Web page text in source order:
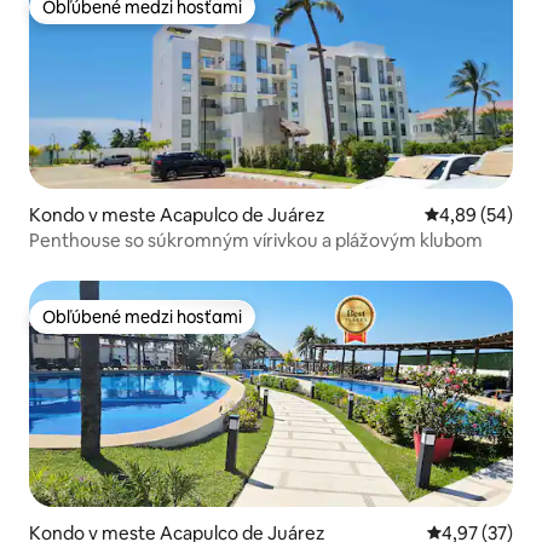
Obľúbené medzi hosťami
Obľúbené medzi hosťami
Kondo v meste Acapulco de Juárez Priemerné
4,89 (54)
Penthouse so súkromným vírivkou a plážovým klubom
Obľúbené medzi hosťami
Obľúbené medzi hosťami
Kondo v meste Acapulco de Juárez Priemerné
4,97 (37)